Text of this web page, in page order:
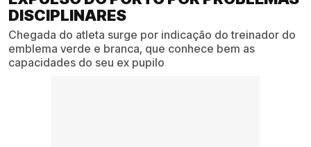
DISCIPLINARES
Chegada do atleta surge por indicação do treinador do
emblema verde e branca, que conhece bem as
capacidades do seu ex pupilo